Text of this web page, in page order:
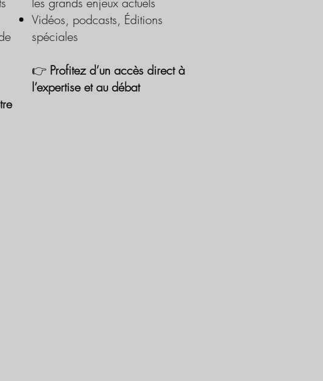
Vidéos, podcasts, Éditions
spéciales
👉 Profitez d’un accès direct à
l’expertise et au débat